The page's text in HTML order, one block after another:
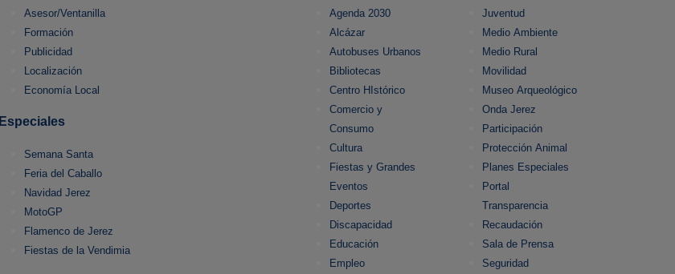
Asesor/Ventanilla
Formación
Publicidad
Localización
Economía Local
Especiales
Semana Santa
Feria del Caballo
Navidad Jerez
MotoGP
Flamenco de Jerez
Fiestas de la Vendimia
Agenda 2030
Alcázar
Autobuses Urbanos
Bibliotecas
Centro HIstórico
Comercio y
Consumo
Cultura
Fiestas y Grandes
Eventos
Deportes
Discapacidad
Educación
Empleo
Juventud
Medio Ambiente
Medio Rural
Movilidad
Museo Arqueológico
Onda Jerez
Participación
Protección Animal
Planes Especiales
Portal
Transparencia
Recaudación
Sala de Prensa
Seguridad